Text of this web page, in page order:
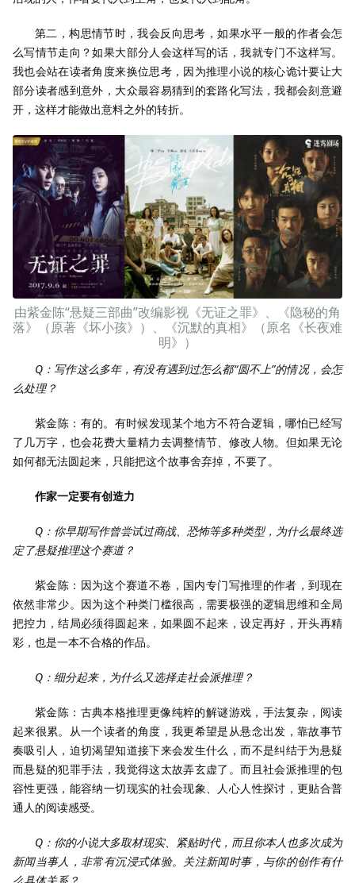
第二，构思情节时，我会反向思考，如果水平一般的作者会怎
么写情节走向？如果大部分人会这样写的话，我就专门不这样写。
我也会站在读者角度来换位思考，因为推理小说的核心诡计要让大
部分读者感到意外，大众最容易猜到的套路化写法，我都会刻意避
开，这样才能做出意料之外的转折。
由紫金陈“悬疑三部曲”改编影视《无证之罪》、《隐秘的角
落》（原著《坏小孩》）、《沉默的真相》（原名《长夜难
明》）
Q：写作这么多年，有没有遇到过怎么都“圆不上”的情况，会怎
么处理？
紫金陈：有的。有时候发现某个地方不符合逻辑，哪怕已经写
了几万字，也会花费大量精力去调整情节、修改人物。但如果无论
如何都无法圆起来，只能把这个故事舍弃掉，不要了。
作家一定要有创造力
Q：你早期写作曾尝试过商战、恐怖等多种类型，为什么最终选
定了悬疑推理这个赛道？
紫金陈：因为这个赛道不卷，国内专门写推理的作者，到现在
依然非常少。因为这个种类门槛很高，需要极强的逻辑思维和全局
把控力，结局必须得圆起来，如果圆不起来，设定再好，开头再精
彩，也是一本不合格的作品。
Q：细分起来，为什么又选择走社会派推理？
紫金陈：古典本格推理更像纯粹的解谜游戏，手法复杂，阅读
起来很累。从一个读者的角度，我更希望是从悬念出发，靠故事节
奏吸引人，迫切渴望知道接下来会发生什么，而不是纠结于为悬疑
而悬疑的犯罪手法，我觉得这太故弄玄虚了。而且社会派推理的包
容性更强，能容纳一切现实的社会现象、人心人性探讨，更贴合普
通人的阅读感受。
Q：你的小说大多取材现实、紧贴时代，而且你本人也多次成为
新闻当事人，非常有沉浸式体验。关注新闻时事，与你的创作有什
么具体关系？